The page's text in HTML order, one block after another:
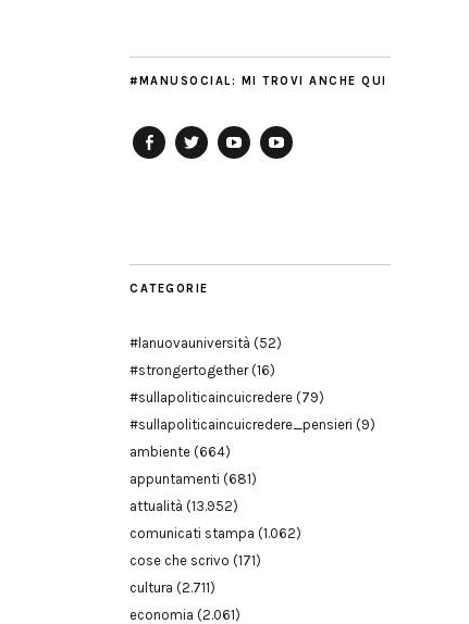
#MANUSOCIAL: MI TROVI ANCHE QUI
CATEGORIE
#lanuovauniversità (52)
#strongertogether(16)
#sullapoliticaincuicredere (79)
#sullapoliticaincuicredere_pensieri (9)
ambiente (664)
appuntamenti (681)
attualità (13.952)
comunicati stampa (1.062)
cose che scrivo (171)
cultura (2.711)
economia (2.061)